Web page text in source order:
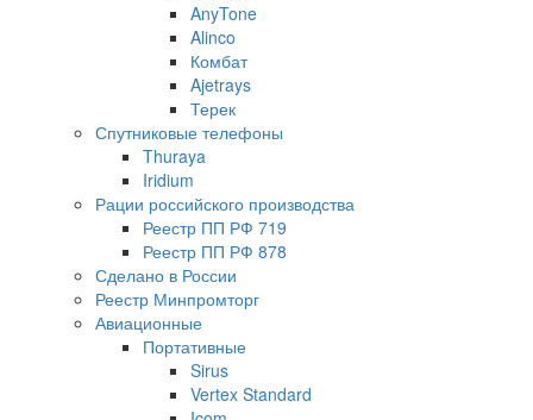
AnyTone
Alinco
Комбат
Ajetrays
Терек
Спутниковые телефоны
Thuraya
Iridium
Рации российского производства
Реестр ПП РФ 719
Реестр ПП РФ 878
Сделано в России
Реестр Минпромторг
Авиационные
Портативные
Sirus
Vertex Standard